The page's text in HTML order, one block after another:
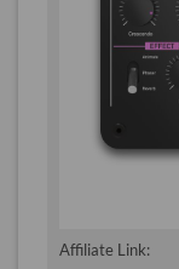
Affiliate Link: